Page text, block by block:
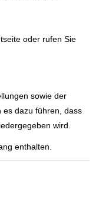
oder rufen Sie
sowie der
es dazu führen, dass
wird.
enthalten.